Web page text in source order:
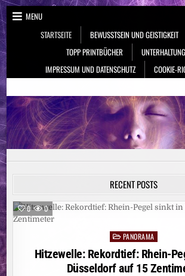
Skip
to
content
MENU
STARTSEITE
BEWUSSTSEIN UND GEISTIGKEIT
TOPP PRINTBÜCHER
IMPRESSUM UND DATENSCHUTZ
COOKIE-
NeueSpiritualität.de
RECENT POSTS
0 0
PostedPANORAMA
Hitzewelle: Rekordtief: Rhein-
Düsseldorf auf 15